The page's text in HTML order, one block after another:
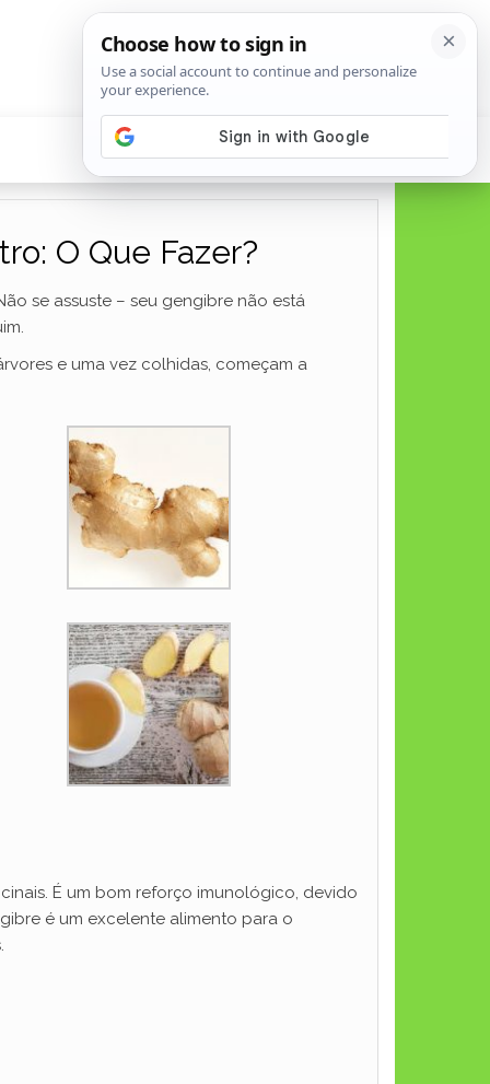
O Que Fazer?
se assuste – seu gengibre não está
e uma vez colhidas, começam a
É um bom reforço imunológico, devido
é um excelente alimento para o